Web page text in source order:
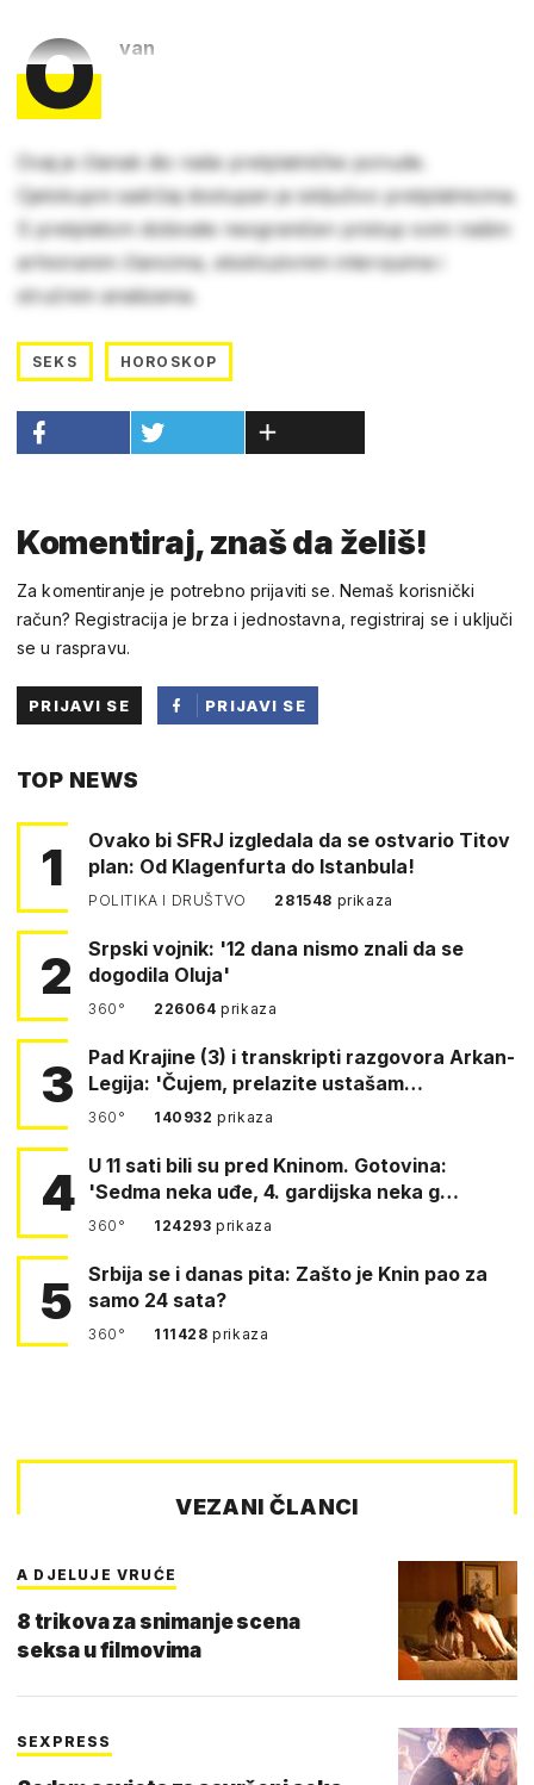
O van
Ovaj je članak dio naše pretplatničke ponude.
Cjelokupni sadržaj dostupan je isključivo pretplatnicima.
S pretplatom dobivate neograničen pristup svim našim
arhiviranim člancima, ekskluzivnim intervjuima i
stručnim analizama.
SEKS HOROSKOP
Komentiraj, znaš da želiš!
Za komentiranje je potrebno prijaviti se. Nemaš korisnički
račun? Registracija je brza i jednostavna, registriraj se i uključi
se u raspravu.
PRIJAVI SE
PRIJAVI SE
TOP NEWS
1
Ovako bi SFRJ izgledala da se ostvario Titov
plan: Od Klagenfurta do Istanbula!
POLITIKA I DRUŠTVO 281548 prikaza
2
Srpski vojnik: '12 dana nismo znali da se
dogodila Oluja'
360° 226064prikaza
3
Pad Krajine (3) i transkripti razgovora Arkan-
Legija: 'Čujem, prelazite ustašam…
360° 140932prikaza
4 U 11 sati bili su pred Kninom. Gotovina:
'Sedma neka uđe, 4. gardijska neka g…
360° 124293prikaza
5
Srbija se i danas pita: Zašto je Knin pao za
samo 24 sata?
360° 111428prikaza
VEZANI ČLANCI
A DJELUJE VRUĆE
8 trikova za snimanje scena
seksa u filmovima
SEXPRESS